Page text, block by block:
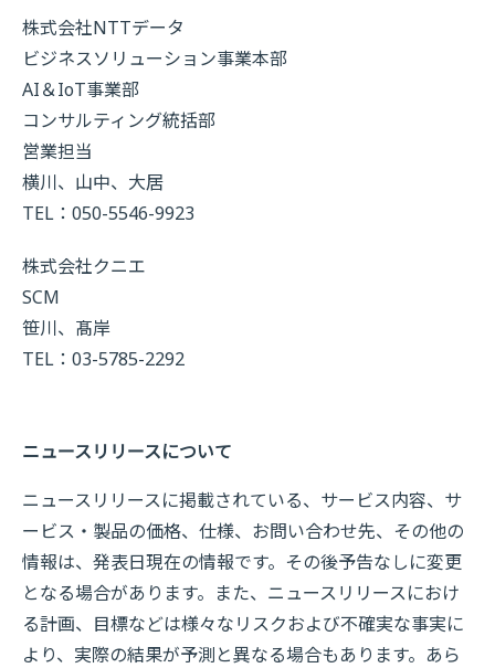
株式会社NTTデータ
ビジネスソリューション事業本部
AI＆IoT事業部
コンサルティング統括部
営業担当
横川、山中、大居
TEL：050-5546-9923
株式会社クニエ
SCM
笹川、髙岸
TEL：03-5785-2292
ニュースリリースについて
ニュースリリースに掲載されている、サービス内容、サ
ービス・製品の価格、仕様、お問い合わせ先、その他の
情報は、発表日現在の情報です。その後予告なしに変更
となる場合があります。また、ニュースリリースにおけ
る計画、目標などは様々なリスクおよび不確実な事実に
より、実際の結果が予測と異なる場合もあります。あら